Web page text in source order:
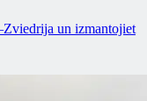
un izmantojiet